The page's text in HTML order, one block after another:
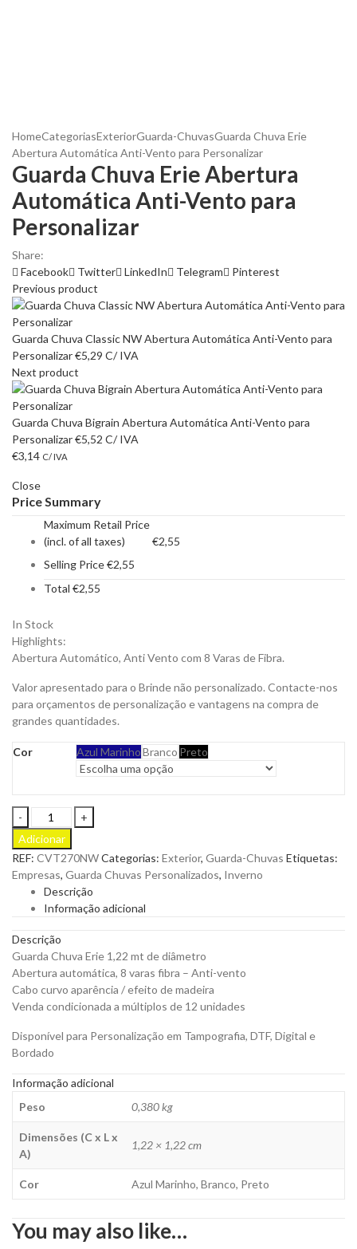
HomeCategoriasExteriorGuarda-ChuvasGuarda Chuva Erie
Abertura Automática Anti-Vento para Personalizar
Guarda Chuva Erie Abertura
Automática Anti-Vento para
Personalizar
Share:
Facebook
Twitter LinkedIn Telegram
Pinterest
Previous product
Guarda Chuva Classic NW Abertura Automática Anti-Vento para
Personalizar€5,29 C/ IVA
Next product
Guarda Chuva Bigrain Abertura Automática Anti-Vento para
Personalizar€5,52 C/ IVA
€3,14 C/ IVA
Close
Price Summary
Maximum Retail Price
(incl. of all taxes)
€2,55
Selling Price€2,55
Total €2,55
In Stock
Highlights:
Abertura Automático, Anti Vento com 8 Varas de Fibra.
Valor apresentado para o Brinde não personalizado. Contacte-nos
para orçamentos de personalização e vantagens na compra de
grandes quantidades.
Cor Azul MarinhoBranco Preto
Guarda
Chuva
Erie
Abertura
Automática
Anti-
Vento
Personalizar
quantity
Adicionar
REF: CVT270NWCategorias: Exterior, Guarda-Chuvas Etiquetas:
Empresas, Guarda Chuvas Personalizados, Inverno
Descrição
Informação adicional
Descrição
Guarda Chuva Erie 1,22 mt de diâmetro
Abertura automática, 8 varas fibra – Anti-vento
Cabo curvo aparência / efeito de madeira
Venda condicionada a múltiplos de 12 unidades
Disponível para Personalização em Tampografia, DTF, Digital e
Bordado
Informação adicional
Peso
0,380 kg
Dimensões (C x L x
A)
1,22 × 1,22 cm
Cor Azul Marinho, Branco, Preto
You may also like…